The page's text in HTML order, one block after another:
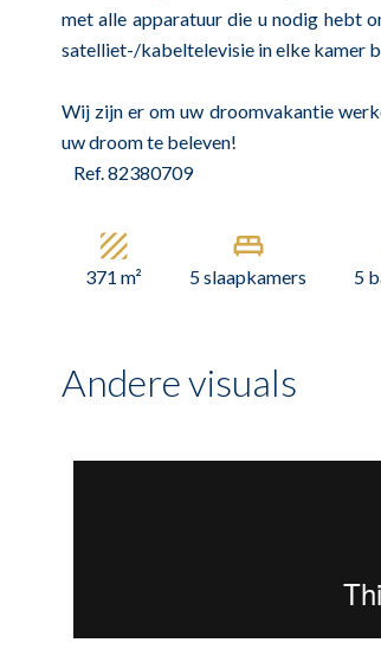
met alle apparatuur die u nodig hebt
satelliet-/kabeltelevisie in elke kamer
Wij zijn er om uw droomvakantie
uw droom te beleven!
Ref. 82380709
371 m² 5 slaapkamers 5
Andere visuals